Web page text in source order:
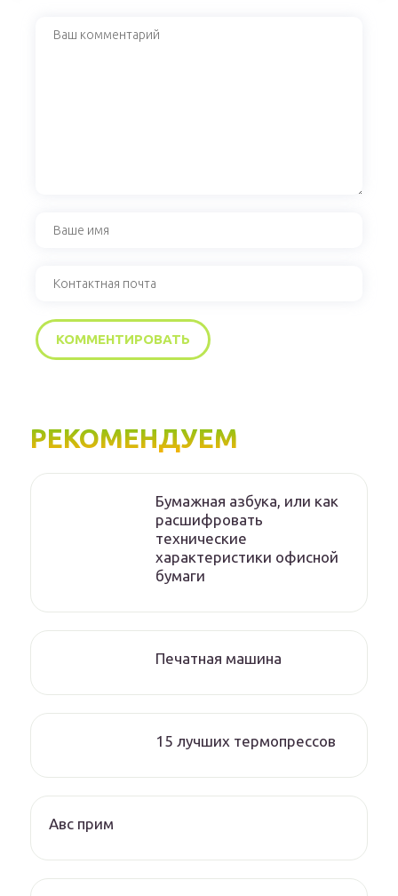
РЕКОМЕНДУЕМ
Бумажная азбука, или как
расшифровать
технические
характеристики офисной
бумаги
Печатная машина
15 лучших термопрессов
Авс прим